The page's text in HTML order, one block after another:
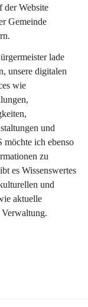
Website
Gemeinde
lade
unsere digitalen
wie
und
ich ebenso
zu
es Wissenswertes
und
aktuelle